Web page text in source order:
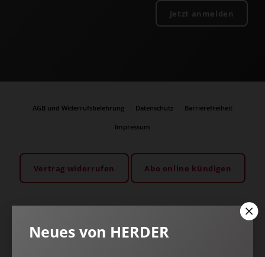
Jetzt anmelden
AGB und Widerrufsbelehrung Datenschutz Barrierefreiheit
Impressum
Vertrag widerrufen Abo online kündigen
Neues von HERDER